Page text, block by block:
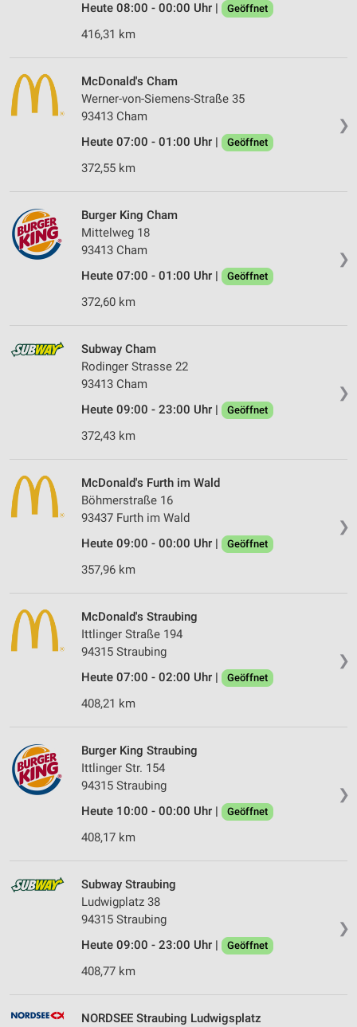
Heute 08:00 - 00:00 Uhr |
Geöffnet
416,31 km
❯
McDonald's Cham
Werner-von-Siemens-Straße 35
93413 Cham
Heute 07:00 - 01:00 Uhr |
Geöffnet
372,55 km
❯
Burger King Cham
Mittelweg 18
93413 Cham
Heute 07:00 - 01:00 Uhr |
Geöffnet
372,60 km
❯
Subway Cham
Rodinger Strasse 22
93413 Cham
Heute 09:00 - 23:00 Uhr |
Geöffnet
372,43 km
❯
McDonald's Furth im Wald
Böhmerstraße 16
93437 Furth im Wald
Heute 09:00 - 00:00 Uhr |
Geöffnet
357,96 km
❯
McDonald's Straubing
Ittlinger Straße 194
94315 Straubing
Heute 07:00 - 02:00 Uhr |
Geöffnet
408,21 km
❯
Burger King Straubing
Ittlinger Str. 154
94315 Straubing
Heute 10:00 - 00:00 Uhr |
Geöffnet
408,17 km
❯
Subway Straubing
Ludwigplatz 38
94315 Straubing
Heute 09:00 - 23:00 Uhr |
Geöffnet
408,77 km
NORDSEE Straubing Ludwigsplatz